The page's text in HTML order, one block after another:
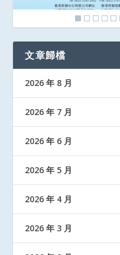
文章歸檔
2026 年 8 月
2026 年 7 月
2026 年 6 月
2026 年 5 月
2026 年 4 月
2026 年 3 月